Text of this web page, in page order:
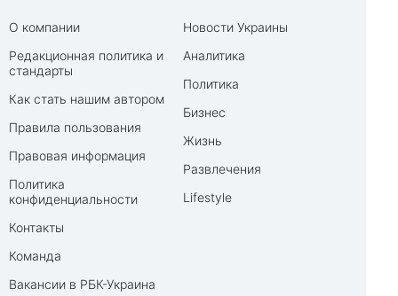
О компании
Редакционная политика и
стандарты
Как стать нашим автором
Правила пользования
Правовая информация
Политика
конфиденциальности
Контакты
Команда
Вакансии в РБК-Украина
Новости Украины
Аналитика
Политика
Бизнес
Жизнь
Развлечения
Lifestyle